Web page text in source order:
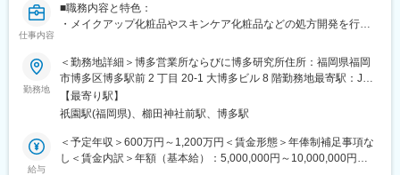
キルアップできる環境です。
◇社長との1on1
く、将来のキャリアや身につけたいスキル、挑戦したい業務につ
いて直接相談できます。
「言われたことをこなす」のではなく、自身の意思でキャリアを
切り拓いていける点が大きな魅力です。
◇成長を続ける企業
当社グループ売上高は約470億円、従業員数は約1,450名規模へ成
長しています。近年も国内外で積極的な設備投資を続けており、
仕事内容
■職務内容と特色：
・メイクアップ化粧品やスキンケア化粧品などの処方開発を行っ
できるかどうか検討します。年間総試作品件数約9,000件を100名
で担当しているため、個人では年平均100～200の試作品を開発す
ることになります。開発スピードや商品提案数などは業界トップ
クラスを誇り、競合他社より出荷率が高いことが特徴です。
・担当製品は上長から振り分けられるパターンと営業から「○○さ
んはシャンプーが得意なので依頼してみよう！」といった形で直
接指名で依頼が来るパターンの２つあります。また、当社では営
業と研究員の距離が近く、営業に同行してお客様に製品説明をす
勤務地
＜勤務地詳細＞博多営業所ならびに博多研究所住所：福岡県福岡
市博多区博多駅前 2 丁目 20-1 大博多ビル 8 階勤務地最寄駅：JR
線／博多駅受動喫煙対策：屋内全面禁煙変更の範囲：会社の定め
る事業所
【最寄り駅】
祇園駅(福岡県)、櫛田神社前駅、博多駅
給与
＜予定年収＞600万円～1,200万円＜賃金形態＞年俸制補足事項な
し＜賃金内訳＞年額（基本給）：5,000,000円～10,000,000円そ